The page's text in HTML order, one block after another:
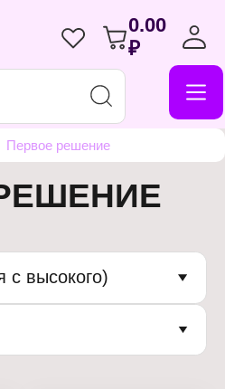
0.00
₽
Первое решение
с высокого)